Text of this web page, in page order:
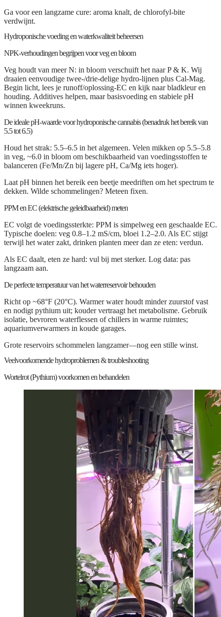
Ga voor een langzame cure: aroma knalt, de chlorofyl-bite
verdwijnt.
Hydroponische voeding en waterkwaliteit beheersen
NPK-verhoudingen begrijpen voor veg en bloom
Veg houdt van meer N: in bloom verschuift het naar P & K. Wij
draaien eenvoudige twee-/drie-delige hydro-lijnen plus Cal-Mag.
Begin licht, lees je runoff/oplossing-EC en kijk naar bladkleur en
houding. Additives helpen, maar basisvoeding en stabiele pH
winnen kweekruns.
De ideale pH-waarde voor hydroponische cannabis (benadruk het bereik van
5.5 tot 6.5)
Houd het strak: 5.5–6.5 in het algemeen. Velen mikken op 5.5–5.8
in veg, ~6.0 in bloom om beschikbaarheid van voedingsstoffen te
balanceren (Fe/Mn/Zn bij lagere pH, Ca/Mg iets hoger).
Laat pH binnen het bereik een beetje meedriften om het spectrum te
dekken. Wilde schommelingen? Meteen fixen.
PPM en EC (elektrische geleidbaarheid) meten
EC volgt de voedingssterkte: PPM is simpelweg een geschaalde EC.
Typische doelen: veg 0.8–1.2 mS/cm, bloei 1.2–2.0. Als EC stijgt
terwijl het water zakt, drinken planten meer dan ze eten: verdun.
Als EC daalt, eten ze hard: vul bij met sterker. Log data: pas
langzaam aan.
De perfecte temperatuur van het waterreservoir behouden
Richt op ~68°F (20°C). Warmer water houdt minder zuurstof vast
en nodigt pythium uit; kouder vertraagt het metabolisme. Gebruik
isolatie, bevroren waterflessen of chillers in warme ruimtes;
aquariumverwarmers in koude garages.
Grote reservoirs schommelen langzamer—nog een stille winst.
Veelvoorkomende hydroproblemen & troubleshooting
Wortelrot (Pythium) voorkomen en behandelen